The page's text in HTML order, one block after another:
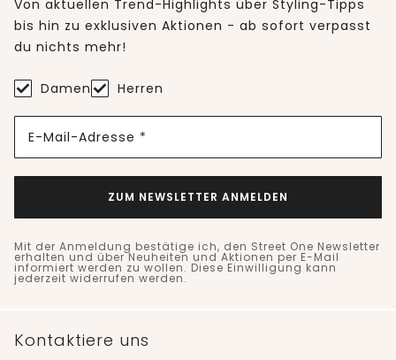
Von aktuellen Trend-Highlights über Styling-Tipps
bis hin zu exklusiven Aktionen - ab sofort verpasst
du nichts mehr!
Damen Herren
E-Mail-Adresse *
ZUM NEWSLETTER ANMELDEN
Mit der Anmeldung bestätige ich, den Street One Newsletter
erhalten und über Neuheiten und Aktionen per E-Mail
informiert werden zu wollen. Diese Einwilligung kann
jederzeit widerrufen werden.
Kontaktiere uns